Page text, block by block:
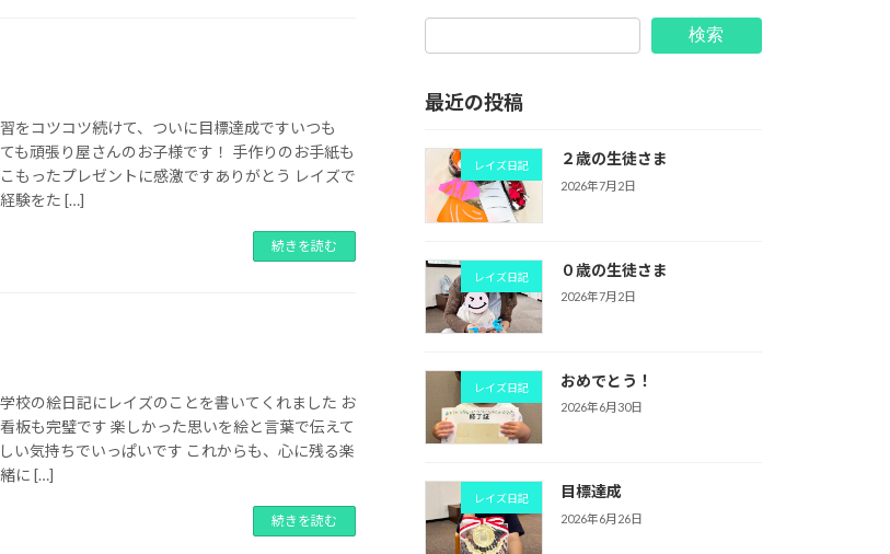
をコツコツ続けて、ついに目標達成ですいつも
も頑張り屋さんのお子様です！ 手作りのお手紙も
もったプレゼントに感激ですありがとう レイズで
験をた […]
続きを読む
校の絵日記にレイズのことを書いてくれました お
板も完璧です 楽しかった思いを絵と言葉で伝えて
い気持ちでいっぱいです これからも、心に残る楽
に […]
続きを読む
検索
最近の投稿
レイズ日記 ２歳の生徒さま
2026年7月2日
レイズ日記 ０歳の生徒さま
2026年7月2日
レイズ日記 おめでとう！
2026年6月30日
レイズ日記 目標達成
2026年6月26日